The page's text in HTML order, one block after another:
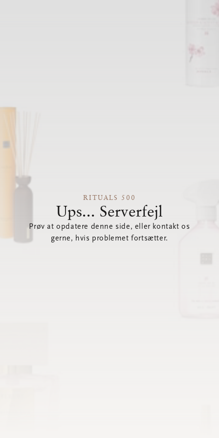
RITUALS 500
Ups... Serverfejl
Prøv at opdatere denne side, eller kontakt os
gerne, hvis problemet fortsætter.